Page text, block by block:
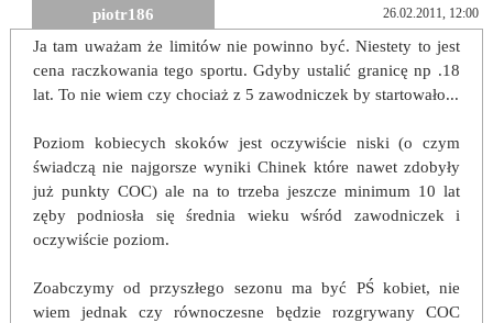
piotr186 26.02.2011, 12:00
Ja tam uważam że limitów nie powinno być. Niestety to jest
cena raczkowania tego sportu. Gdyby ustalić granicę np .18
lat. To nie wiem czy chociaż z 5 zawodniczek by startowało...
Poziom kobiecych skoków jest oczywiście niski (o czym
świadczą nie najgorsze wyniki Chinek które nawet zdobyły
już punkty COC) ale na to trzeba jeszcze minimum 10 lat
zęby podniosła się średnia wieku wśród zawodniczek i
oczywiście poziom.
Zoabczymy od przyszłego sezonu ma być PŚ kobiet, nie
wiem jednak czy równoczesne będzie rozgrywany COC